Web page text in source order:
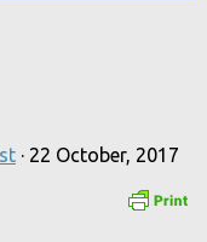
· 22 October, 2017